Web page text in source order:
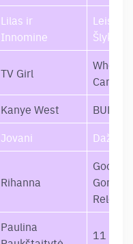
Lilas ir
Innomine
Leisk
TV Girl
Who
Cares
Kanye West
BULLY
Jovani Dažniai
Rihanna
Good
Gone
Paulina
11